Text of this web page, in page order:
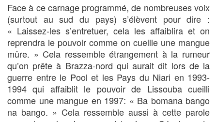
Face à ce carnage programmé, de nombreuses voix
(surtout au sud du pays) s’élèvent pour dire :
« Laissez-les s’entretuer, cela les affaiblira et on
reprendra le pouvoir comme on cueille une mangue
mûre. » Cela ressemble étrangement à la rumeur
qu’on prête à Brazza-nord qui aurait dit lors de la
guerre entre le Pool et les Pays du Niari en 1993-
1994 qui affaiblit le pouvoir de Lissouba cueilli
comme une mangue en 1997: « Ba bomana bango
na bango. » Cela ressemble aussi à cette parole